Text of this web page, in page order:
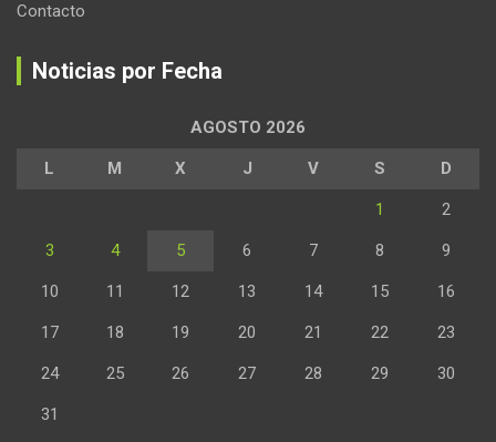
Contacto
Noticias por Fecha
AGOSTO 2026
L M X J V S D
1 2
3 4 5 6 7 8 9
10 11 12 13 14 15 16
17 18 19 20 21 22 23
24 25 26 27 28 29 30
31